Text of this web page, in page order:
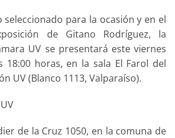
para la ocasión y en el
de Gitano Rodríguez, la
UV se presentará este viernes
18:00 horas, en la sala El Farol del
UV (Blanco 1113, Valparaíso).
de la Cruz 1050, en la comuna de